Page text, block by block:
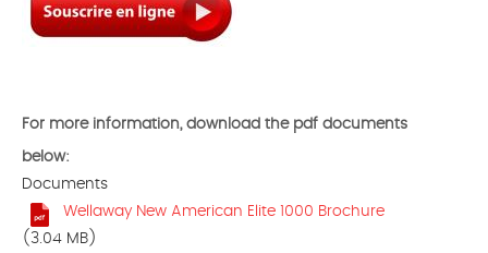
For more information, download the pdf documents
below:
Documents
Wellaway New American Elite 1000 Brochure
(3.04 MB)